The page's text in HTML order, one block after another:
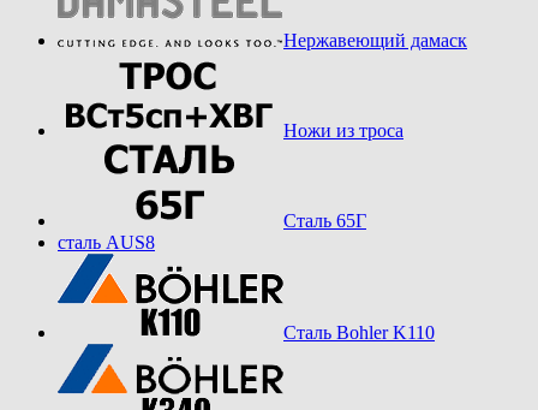
Нержавеющий дамаск
Ножи из троса
Сталь 65Г
сталь AUS8
Сталь Bohler K110